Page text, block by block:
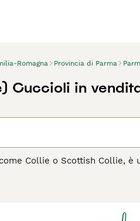
Romagna Provincia di Parma
Cuccioli in
Collie o Scottish Collie, è
per la conduzione e
i bambini. Richiede